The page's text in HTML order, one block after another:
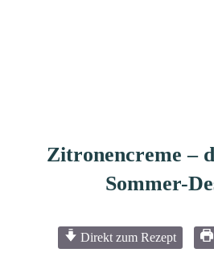
Zitronencreme –
Sommer-
Direkt zum Rezept